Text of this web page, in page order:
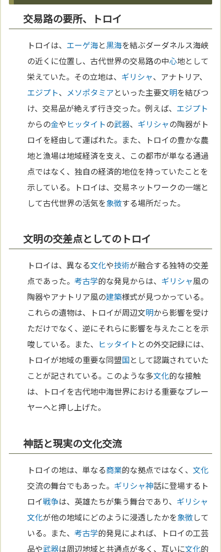
交易路の要所、トロイ
トロイは、 エーゲ海と黒海を結ぶダーダネルス海峡
の近くに位置し、古代世界の交易路の中心地として
栄えていた。その立地は、 ギリシャ、アナトリア、
エジプト、 メソポタミアといった主要文明を結びつ
け、交易品が絶えず行き交った。例えば、 エジプト
からの金や ヒッタイトの武器、 ギリシャの陶器がト
ロイを経由して運ばれた。また、トロイの豊かな農
地と漁場は地域経済を支え、この都市が単なる通過
点ではなく、独自の経済的地位を持っていたことを
示している。トロイは、交易ネットワークの一端と
して古代世界の活気を象徴する場所だった。
文明の交差点としてのトロイ
トロイは、異なる文化や技術が融合する独特の交差
点であった。考古学的な発見からは、 ギリシャ風の
陶器やアナトリア風の建築様式が見つかっている。
これらの遺物は、トロイが周辺文明から影響を受け
ただけでなく、逆にそれらに影響を与えたことを示
唆している。また、 ヒッタイト との外交記録には、
トロイが地域の重要な同盟国として認識されていた
ことが記されている。このような多文化的な接触
は、トロイを古代地中海世界における重要なプレー
ヤーへと押し上げた。
神話と現実の文化交流
トロイの地は、単なる商業的な拠点ではなく、文化
交流の舞台でもあった。 ギリシャ神話に登場するト
ロイ戦争は、英雄たちが集う舞台であり、 ギリシャ
文化が他の地域にどのように浸透したかを象徴して
いる。また、考古学的発見によれば、トロイの工芸
品や武器は周辺地域と共通点が多く、互いに文化的